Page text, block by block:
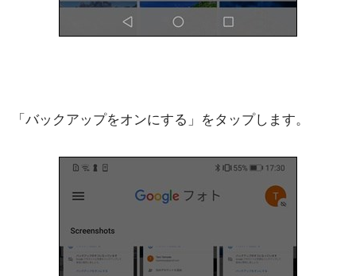
「バックアップをオンにする」をタップします。